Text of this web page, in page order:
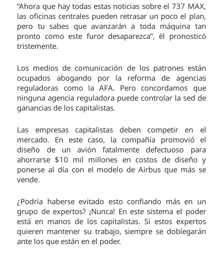
“Ahora que hay todas estas noticias sobre el 737 MAX,
las oficinas centrales pueden retrasar un poco el plan,
pero tu sabes que avanzarán a toda máquina tan
pronto como este furor desaparezca”, él pronosticó
tristemente.
Los medios de comunicación de los patrones están
ocupados abogando por la reforma de agencias
reguladoras como la AFA. Pero concordamos que
ninguna agencia reguladora puede controlar la sed de
ganancias de los capitalistas.
Las empresas capitalistas deben competir en el
mercado. En este caso, la compañía promovió el
diseño de un avión fatalmente defectuoso para
ahorrarse $10 mil millones en costos de diseño y
ponerse al día con el modelo de Airbus que más se
vende.
¿Podría haberse evitado esto confiando más en un
grupo de expertos? ¡Nunca! En este sistema el poder
está en manos de los capitalistas. Si estos expertos
quieren mantener su trabajo, siempre se doblegarán
ante los que están en el poder.